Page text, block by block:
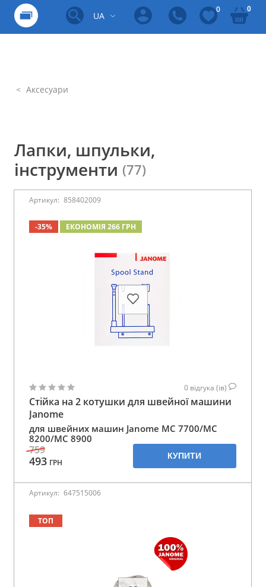
UA
0 0
Аксесуари
Лапки, шпульки,
інструменти (77)
Артикул: 858402009
-35% ЕКОНОМІЯ 266 ГРН
0 відгука (ів)
Стійка на 2 котушки для швейної машини
Janome
для швейних машин Janome MC 7700/MC
8200/MC 8900
759
493 ГРН
КУПИТИ
Артикул: 647515006
ТОП